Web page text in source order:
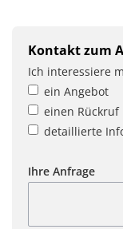
Kontakt zum
Ich interessiere
ein Angebot
einen Rückruf
detaillierte
Ihre Anfrage